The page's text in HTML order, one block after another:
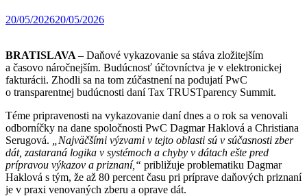
20/05/202620/05/2026
BRATISLAVA – Daňové vykazovanie sa stáva zložitejším
a časovo náročnejším. Budúcnosť účtovníctva je v elektronickej
fakturácii. Zhodli sa na tom zúčastnení na podujatí PwC
o transparentnej budúcnosti daní Tax TRUSTparency Summit.
Téme pripravenosti na vykazovanie daní dnes a o rok sa venovali
odborníčky na dane spoločnosti PwC Dagmar Haklová a Christiana
Serugová.
„Najväčšími výzvami v tejto oblasti sú v súčasnosti zber
dát, zastaraná logika v systémoch a chyby v dátach ešte pred
prípravou výkazov a priznaní,“ približuje problematiku Dagmar
Haklová s tým, že až 80 percent času pri príprave daňových priznaní
je v praxi venovaných zberu a oprave dát.